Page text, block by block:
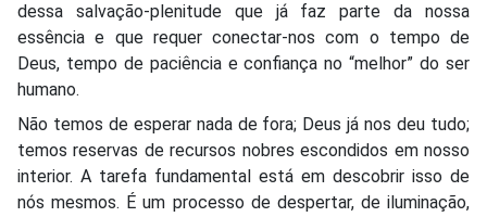
dessa salvação-plenitude que já faz parte da nossa
essência e que requer conectar-nos com o tempo de
Deus, tempo de paciência e confiança no “melhor” do ser
humano.
Não temos de esperar nada de fora; Deus já nos deu tudo;
temos reservas de recursos nobres escondidos em nosso
interior. A tarefa fundamental está em descobrir isso de
nós mesmos. É um processo de despertar, de iluminação,